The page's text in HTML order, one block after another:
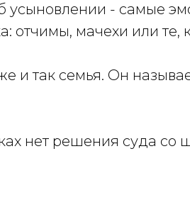
усыновлении - самые
отчимы, мачехи или те,
и так семья. Он
нет решения суда со